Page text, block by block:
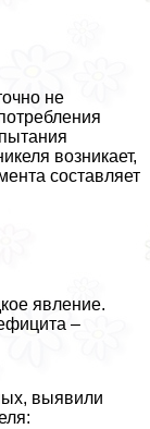
не
возникает,
составляет
явление.
–
выявили